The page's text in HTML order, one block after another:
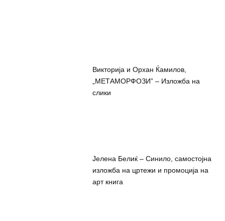
Викторија и Орхан Ќамилов,
„МЕТАМОРФОЗИ” – Изложба на
слики
Јелена Белиќ – Синило, самостојна
изложба на цртежи и промоција на
арт книга